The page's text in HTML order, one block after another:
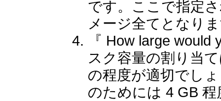
です。ここで指定
メージ全てとなり
『 How large
スク容量の割り当
の程度が適切でし
のためには 4 GB